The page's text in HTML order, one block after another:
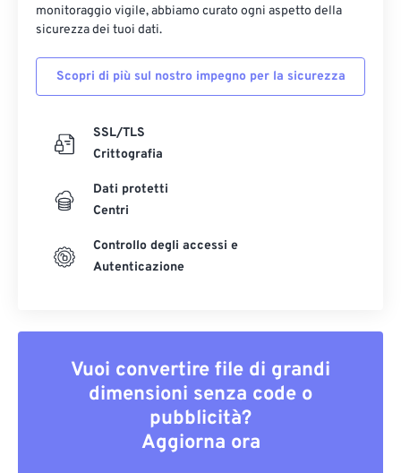
monitoraggio vigile, abbiamo curato ogni aspetto della
sicurezza dei tuoi dati.
Scopri di più sul nostro impegno per la sicurezza
SSL/TLS
Crittografia
Dati protetti
Centri
Controllo degli accessi e
Autenticazione
Vuoi convertire file di grandi
dimensioni senza code o
pubblicità?
Aggiorna ora